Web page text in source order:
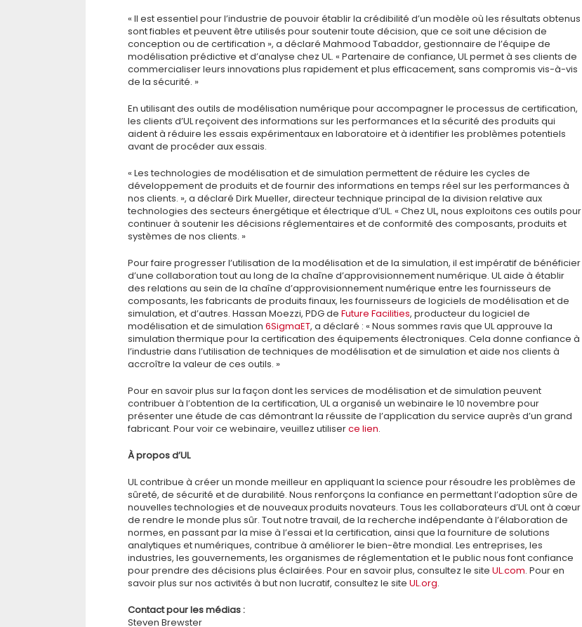
« Il est essentiel pour l’industrie de pouvoir établir la crédibilité d’un modèle où les résultats obtenus
sont fiables et peuvent être utilisés pour soutenir toute décision, que ce soit une décision de
conception ou de certification », a déclaré Mahmood Tabaddor, gestionnaire de l’équipe de
modélisation prédictive et d’analyse chez UL. « Partenaire de confiance, UL permet à ses clients de
commercialiser leurs innovations plus rapidement et plus efficacement, sans compromis vis-à-vis
de la sécurité. »
En utilisant des outils de modélisation numérique pour accompagner le processus de certification,
les clients d’UL reçoivent des informations sur les performances et la sécurité des produits qui
aident à réduire les essais expérimentaux en laboratoire et à identifier les problèmes potentiels
avant de procéder aux essais.
« Les technologies de modélisation et de simulation permettent de réduire les cycles de
développement de produits et de fournir des informations en temps réel sur les performances à
nos clients. », a déclaré Dirk Mueller, directeur technique principal de la division relative aux
technologies des secteurs énergétique et électrique d’UL. « Chez UL, nous exploitons ces outils pour
continuer à soutenir les décisions réglementaires et de conformité des composants, produits et
systèmes de nos clients. »
Pour faire progresser l’utilisation de la modélisation et de la simulation, il est impératif de bénéficier
d’une collaboration tout au long de la chaîne d’approvisionnement numérique. UL aide à établir
des relations au sein de la chaîne d’approvisionnement numérique entre les fournisseurs de
composants, les fabricants de produits finaux, les fournisseurs de logiciels de modélisation et de
simulation, et d’autres. Hassan Moezzi, PDG de Future Facilities, producteur du logiciel de
modélisation et de simulation 6SigmaET, a déclaré : « Nous sommes ravis que UL approuve la
simulation thermique pour la certification des équipements électroniques. Cela donne confiance à
l’industrie dans l’utilisation de techniques de modélisation et de simulation et aide nos clients à
accroître la valeur de ces outils. »
Pour en savoir plus sur la façon dont les services de modélisation et de simulation peuvent
contribuer à l’obtention de la certification, UL a organisé un webinaire le 10 novembre pour
présenter une étude de cas démontrant la réussite de l’application du service auprès d’un grand
fabricant. Pour voir ce webinaire, veuillez utiliserce lien.
À propos d’UL
UL contribue à créer un monde meilleur en appliquant la science pour résoudre les problèmes de
sûreté, de sécurité et de durabilité. Nous renforçons la confiance en permettant l’adoption sûre de
nouvelles technologies et de nouveaux produits novateurs. Tous les collaborateurs d’UL ont à cœur
de rendre le monde plus sûr. Tout notre travail, de la recherche indépendante à l’élaboration de
normes, en passant par la mise à l’essai et la certification, ainsi que la fourniture de solutions
analytiques et numériques, contribue à améliorer le bien-être mondial. Les entreprises, les
industries, les gouvernements, les organismes de réglementation et le public nous font confiance
pour prendre des décisions plus éclairées. Pour en savoir plus, consultez le site UL.com. Pour en
savoir plus sur nos activités à but non lucratif, consultez le site UL.org.
Contact pour les médias :
Steven Brewster